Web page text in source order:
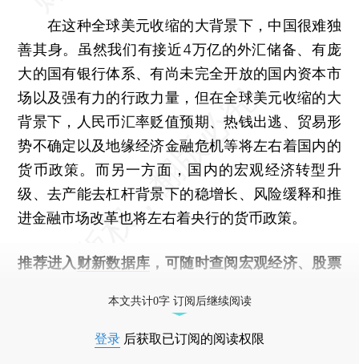
在这种全球美元收缩的大背景下，中国很难独
善其身。虽然我们有接近4万亿的外汇储备、有庞
大的国有银行体系、有尚未完全开放的国内资本市
场以及强有力的行政力量，但在全球美元收缩的大
背景下，人民币汇率贬值预期、热钱出逃、贸易形
势不确定以及地缘经济金融危机等将左右着国内的
货币政策。而另一方面，国内的宏观经济转型升
级、去产能去杠杆背景下的稳增长、风险缓释和推
进金融市场改革也将左右着央行的货币政策。
推荐进入 财新数据库 ，可随时查阅宏观经济、股票
本文共计0字 订阅后继续阅读
登录 后获取已订阅的阅读权限